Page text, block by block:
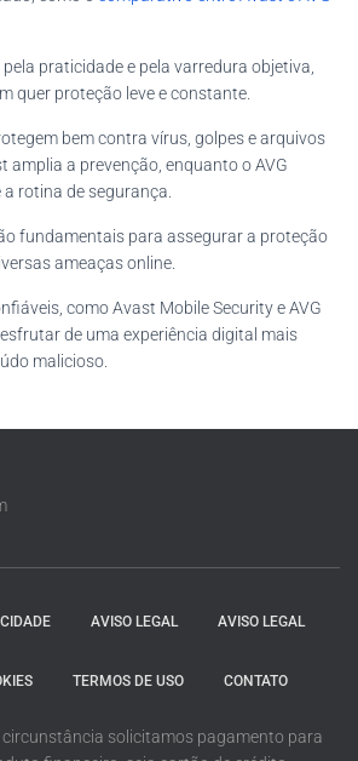
praticidade e pela varredura objetiva,
quer proteção leve e constante.
bem contra vírus, golpes e arquivos
amplia a prevenção, enquanto o AVG
rotina de segurança.
fundamentais para assegurar a proteção
ameaças online.
como Avast Mobile Security e AVG
de uma experiência digital mais
malicioso.
AVISO LEGAL AVISO LEGAL
TERMOS DE USO CONTATO
circunstância solicitamos pagamento para